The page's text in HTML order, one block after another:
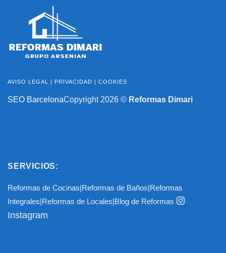
AVISO LEGAL | PRIVACIDAD | COOKIES
SEO BarcelonaCopyright 2026 © Reformas Dimari
SERVICIOS:
Reformas de Cocinas|Reformas de Baños|Reformas
Integrales|Reformas de Locales|Blog de Reformas
Instagram